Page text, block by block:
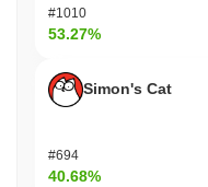
#1010
53.27%
Simon's Cat
#694
40.68%